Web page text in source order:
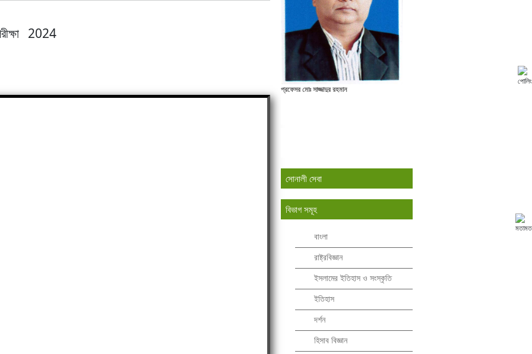
2024
প্রফেসর মোঃ সাজ্জাদুর রহমান
সোনালী সেবা
বিভাগ সমূহ
বাংলা
রাষ্ট্রবিজ্ঞান
ইসলামের ইতিহাস ও সংস্কৃতি
ইতিহাস
দর্শন
হিসাব বিজ্ঞান
পোলিং
মতামত